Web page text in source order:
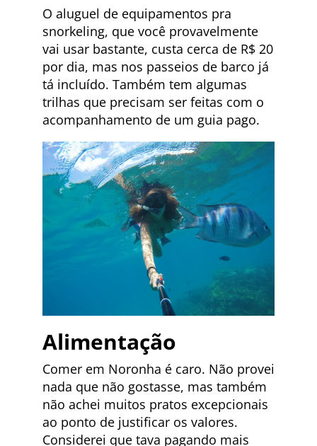
O aluguel de equipamentos pra
snorkeling, que você provavelmente
vai usar bastante, custa cerca de R$ 20
por dia, mas nos passeios de barco já
tá incluído. Também tem algumas
trilhas que precisam ser feitas com o
acompanhamento de um guia pago.
Alimentação
Comer em Noronha é caro. Não provei
nada que não gostasse, mas também
não achei muitos pratos excepcionais
ao ponto de justificar os valores.
Considerei que tava pagando mais